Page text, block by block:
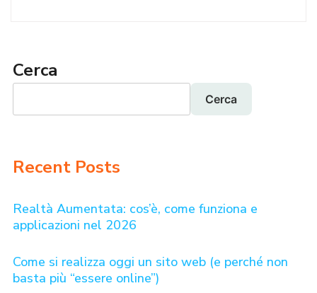
Cerca
Cerca
Recent Posts
Realtà Aumentata: cos’è, come funziona e
applicazioni nel 2026
Come si realizza oggi un sito web (e perché non
basta più “essere online”)